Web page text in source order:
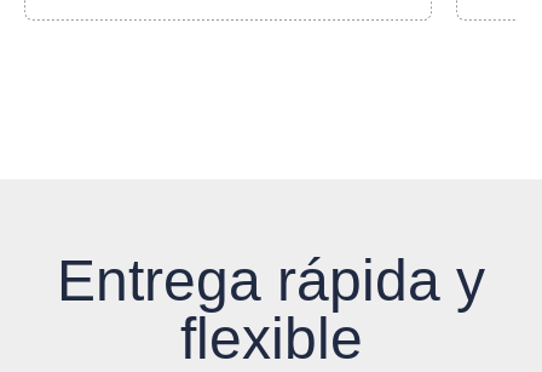
Entrega rápida y
flexible